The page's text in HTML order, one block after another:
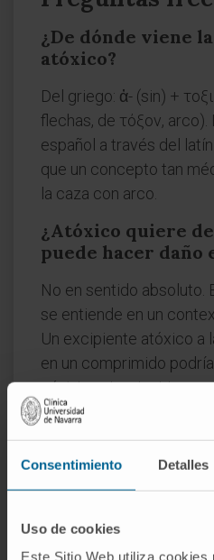
Consentimiento Detalles
Uso de cookies
Este Sitio Web utiliza
¿De dónde viene
atóxico?
Del griego: ἀ- (sin) +
flechas, de τόξον, arco).
español a través del latín
que un concepto tan
la caza con arco.
¿Atóxico quiere
puede hacer daño
No en sentido absoluto.
se entiende en un
Un excipiente atóxico a
en un comprimido
gástrica si se ingiriese
superiores a las previstas.
¿Es lo mismo
Son términos próximos
un alcance más amplio: